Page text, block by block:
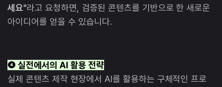
세요"라고 요청하면, 검증된 콘텐츠를 기반으로 한 새로운
아이디어를 얻을 수 있습니다.
❹ 실전에서의 AI 활용 전략
실제 콘텐츠 제작 현장에서 AI를 활용하는 구체적인 프로